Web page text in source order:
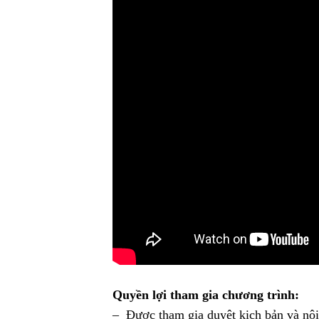
Quyền lợi tham gia chương trình:
– Được tham gia duyệt kịch bản và